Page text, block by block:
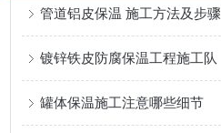
管道铝皮保温 施工方法及步骤
镀锌铁皮防腐保温工程施工队
罐体保温施工注意哪些细节